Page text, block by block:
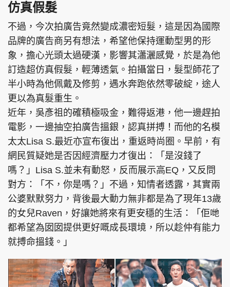
仿真假髮
不過，今次拍廣告竟然變成濃密短髮，這是因為國際
品牌的廣告商另有想法，希望他保持運動型男的形
象，擔心光頭太過硬漢，影響其瀟灑感覺，於是為他
訂造超仿真假髮，輕薄透氣。拍攝當日，髮型師花了
半小時為他佩戴及修剪，遇水奔跑依然零破綻，途人
更以為真髮重生。
近年，吳彥祖的確積極吸金，難得返港，他一邊趕拍
電影，一邊抽空拍廣告搵銀，認真拼搏！而他的名模
太太Lisa S.最近亦宣布復出，重返時尚圈。早前，有
網民質疑她是否因經濟壓力才復出：「是沒錢了
嗎？」Lisa S.並未有動怒，反而展示高EQ，又反問
對方：「不，你是嗎？」不過，知情者透露，其實兩
公婆默默努力，背後最大動力無非都是為了現年13歲
的女兒Raven，好讓她將來有更安穩的生活：「佢哋
都希望為囡囡提供更好嘅成長環境，所以趁仲有能力
就搏命搵錢。」